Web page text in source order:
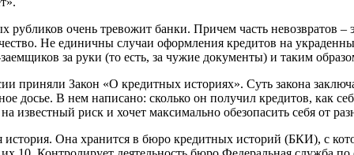
рубликов очень тревожит банки. Причем часть невозвратов
Не единичны случаи оформления кредитов на
за руки (то есть, за чужие документы) и таким
приняли Закон «О кредитных историях». Суть закона
досье. В нем написано: сколько он получил кредитов, как
известный риск и хочет максимально обезопасить себя от
история. Она хранится в бюро кредитных историй (БКИ), с